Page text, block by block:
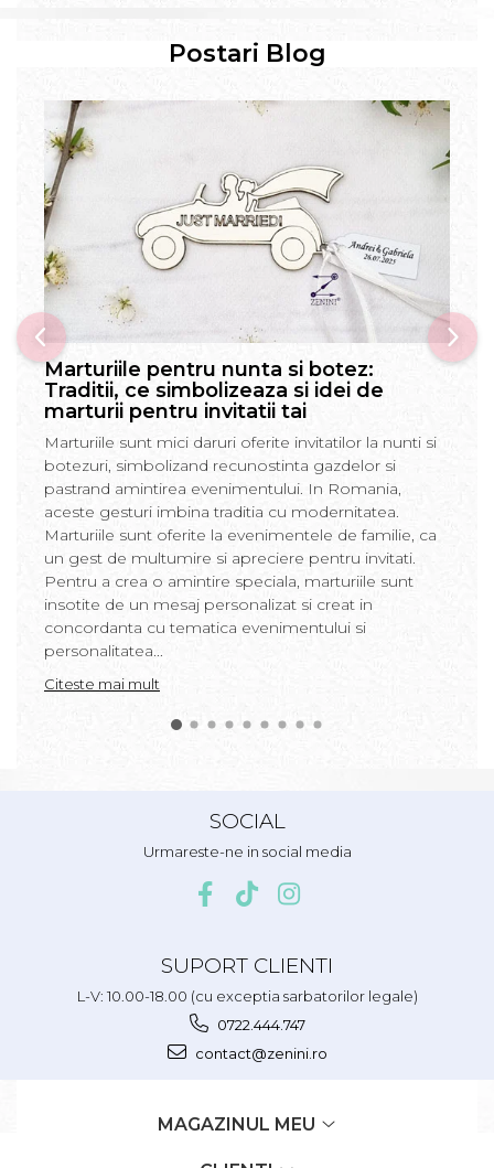
Postari Blog
Marturiile pentru nunta si botez:
Traditii, ce simbolizeaza si idei de
marturii pentru invitatii tai
Marturiile sunt mici daruri oferite invitatilor la nunti si
botezuri, simbolizand recunostinta gazdelor si
pastrand amintirea evenimentului. In Romania,
aceste gesturi imbina traditia cu modernitatea.
Marturiile sunt oferite la evenimentele de familie, ca
un gest de multumire si apreciere pentru invitati.
Pentru a crea o amintire speciala, marturiile sunt
insotite de un mesaj personalizat si creat in
concordanta cu tematica evenimentului si
personalitatea...
Citeste mai mult
SOCIAL
Urmareste-ne in social media
SUPORT CLIENTI
L-V: 10.00-18.00 (cu exceptia sarbatorilor legale)
0722.444.747
contact@zenini.ro
MAGAZINUL MEU